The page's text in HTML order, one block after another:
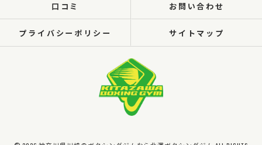
口コミ お問い合わせ
プライバシーポリシー サイトマップ